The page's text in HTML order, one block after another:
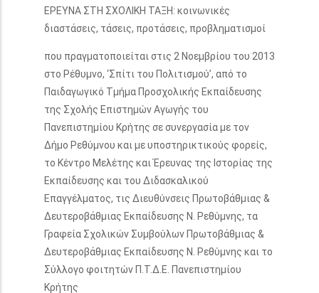
ΕΡΕΥΝΑ ΣΤΗ ΣΧΟΛΙΚΗ ΤΑΞΗ: κοινωνικές
διαστάσεις, τάσεις, προτάσεις, προβληματισμοί
που πραγματοποιείται στις 2 Νοεμβρίου του 2013
στο Ρέθυμνο, ‘Σπίτι του Πολιτισμού’, από το
Παιδαγωγικό Τμήμα Προσχολικής Εκπαίδευσης
της Σχολής Επιστημών Αγωγής του
Πανεπιστημίου Κρήτης σε συνεργασία με τον
Δήμο Ρεθύμνου και με υποστηρικτικούς φορείς,
το Κέντρο Μελέτης και Έρευνας της Ιστορίας της
Εκπαίδευσης και του Διδασκαλικού
Επαγγέλματος, τις Διευθύνσεις Πρωτοβάθμιας &
Δευτεροβάθμιας Εκπαίδευσης Ν. Ρεθύμνης, τα
Γραφεία Σχολικών Συμβούλων Πρωτοβάθμιας &
Δευτεροβάθμιας Εκπαίδευσης Ν. Ρεθύμνης και το
Σύλλογο φοιτητών Π.Τ.Δ.Ε. Πανεπιστημίου
Κρήτης